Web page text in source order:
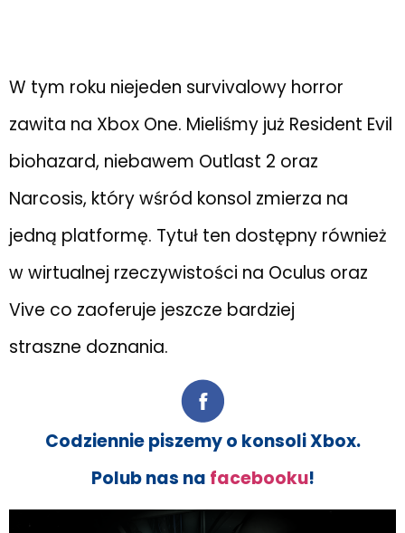
W tym roku niejeden survivalowy horror
zawita na Xbox One. Mieliśmy już Resident Evil
biohazard, niebawem Outlast 2 oraz
Narcosis, który wśród konsol zmierza na
jedną platformę. Tytuł ten dostępny również
w wirtualnej rzeczywistości na Oculus oraz
Vive co zaoferuje jeszcze bardziej
straszne doznania.
Codziennie piszemy o konsoli Xbox.
Polub nas na facebooku!